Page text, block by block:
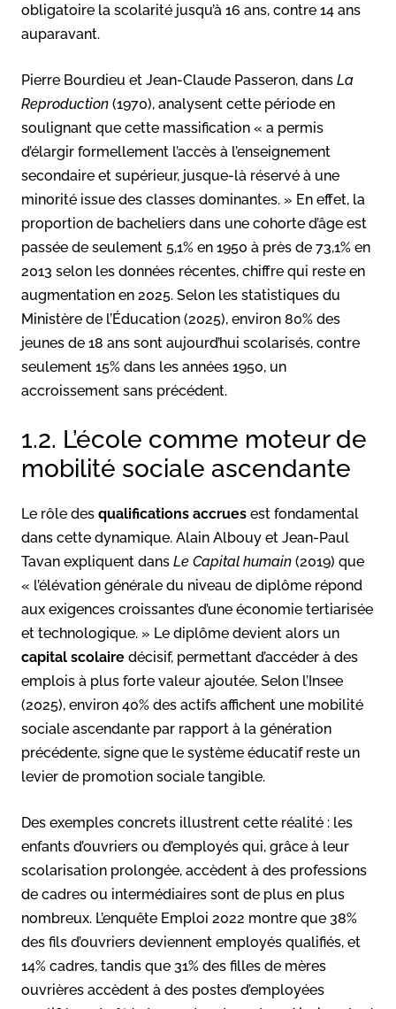
obligatoire la scolarité jusqu’à 16 ans, contre 14 ans
auparavant.
Pierre Bourdieu et Jean-Claude Passeron, dans La
Reproduction (1970), analysent cette période en
soulignant que cette massification « a permis
d’élargir formellement l’accès à l’enseignement
secondaire et supérieur, jusque-là réservé à une
minorité issue des classes dominantes. » En effet, la
proportion de bacheliers dans une cohorte d’âge est
passée de seulement 5,1% en 1950 à près de 73,1% en
2013 selon les données récentes, chiffre qui reste en
augmentation en 2025. Selon les statistiques du
Ministère de l’Éducation (2025), environ 80% des
jeunes de 18 ans sont aujourd’hui scolarisés, contre
seulement 15% dans les années 1950, un
accroissement sans précédent.
1.2. L’école comme moteur de
mobilité sociale ascendante
Le rôle des qualifications accrues est fondamental
dans cette dynamique. Alain Albouy et Jean-Paul
Tavan expliquent dans Le Capital humain (2019) que
« l’élévation générale du niveau de diplôme répond
aux exigences croissantes d’une économie tertiarisée
et technologique. » Le diplôme devient alors un
capital scolaire décisif, permettant d’accéder à des
emplois à plus forte valeur ajoutée. Selon l’Insee
(2025), environ 40% des actifs affichent une mobilité
sociale ascendante par rapport à la génération
précédente, signe que le système éducatif reste un
levier de promotion sociale tangible.
Des exemples concrets illustrent cette réalité : les
enfants d’ouvriers ou d’employés qui, grâce à leur
scolarisation prolongée, accèdent à des professions
de cadres ou intermédiaires sont de plus en plus
nombreux. L’enquête Emploi 2022 montre que 38%
des fils d’ouvriers deviennent employés qualifiés, et
14% cadres, tandis que 31% des filles de mères
ouvrières accèdent à des postes d’employées